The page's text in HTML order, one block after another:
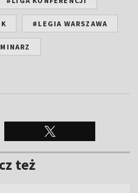
#LEGIA WARSZAWA
też